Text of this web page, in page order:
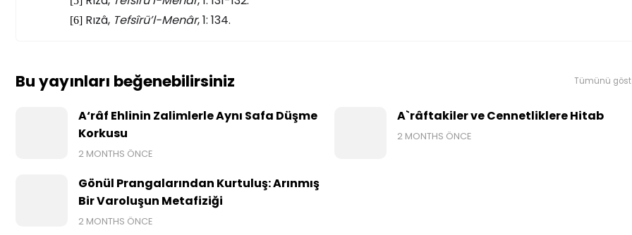
[6] Rızâ, Tefsîrü’l-Menâr, 1: 134.
Bu yayınları beğenebilirsiniz Tümünü
A‘râf Ehlinin Zalimlerle Aynı Safa Düşme
Korkusu
2 MONTHS ÖNCE
A`râftakiler ve Cennetliklere Hitab
2 MONTHS ÖNCE
Gönül Prangalarından Kurtuluş: Arınmış
Bir Varoluşun Metafiziği
2 MONTHS ÖNCE